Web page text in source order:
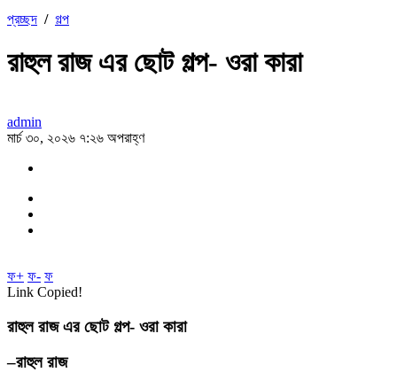
প্রচ্ছদ / গল্প
রাহুল রাজ এর ছোট গল্প- ওরা কারা
admin
মার্চ ৩০, ২০২৬ ৭:২৬ অপরাহ্ণ
ফ+ ফ- ফ
Link Copied!
রাহুল রাজ এর ছোট গল্প- ওরা কারা
–রাহুল রাজ